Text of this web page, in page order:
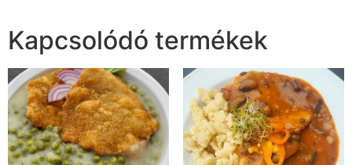
Kapcsolódó termékek